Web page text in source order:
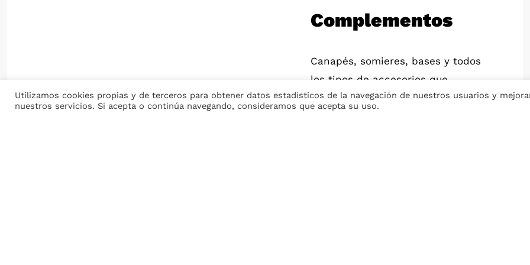
Complementos
Canapés, somieres, bases y todos
los tipos de accesorios que
necesitas para lucir tu cama.
Utilizamos cookies propias y de terceros para obtener datos estadísticos de la navegación de nuestros usuarios y
nuestros servicios. Si acepta o continúa navegando, consideramos que acepta su uso.